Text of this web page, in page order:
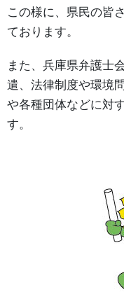
この様に、県民の皆
ております。
また、兵庫県弁護士
遣、法律制度や環境
や各種団体などに対
す。